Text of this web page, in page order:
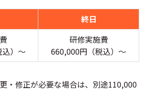
終日
）〜
研修実施費
660,000円（税込）〜
・修正が必要な場合は、別途110,000